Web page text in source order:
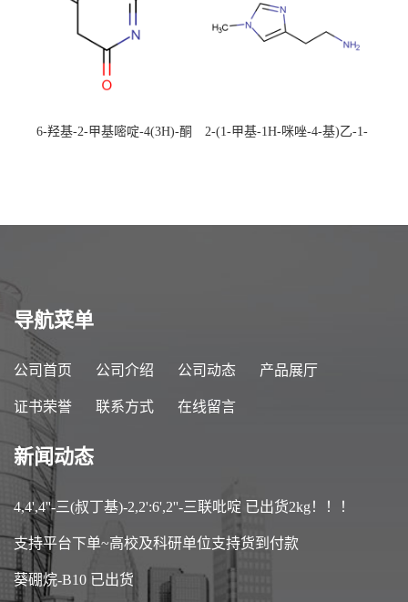
6-羟基-2-甲基嘧啶-4(3H)-酮
2-(1-甲基-1H-咪唑-4-基)乙-1-
导航菜单
公司首页 公司介绍 公司动态 产品展厅
证书荣誉 联系方式 在线留言
新闻动态
4,4',4''-三(叔丁基)-2,2':6',2''-三联吡啶 已出货2kg！！！
支持平台下单~高校及科研单位支持货到付款
葵硼烷-B10 已出货